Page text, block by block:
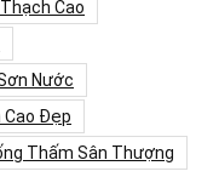
Cao
Nước
Cao Đẹp
Thấm Sân Thượng